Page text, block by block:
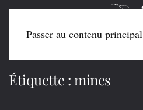
Passer au contenu principal
Étiquette : mines